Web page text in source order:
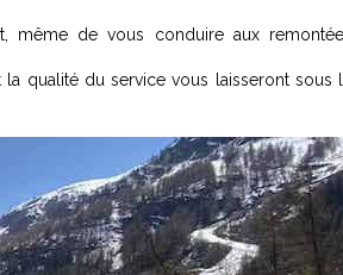
de vous conduire aux
qualité du service vous laisseront sous